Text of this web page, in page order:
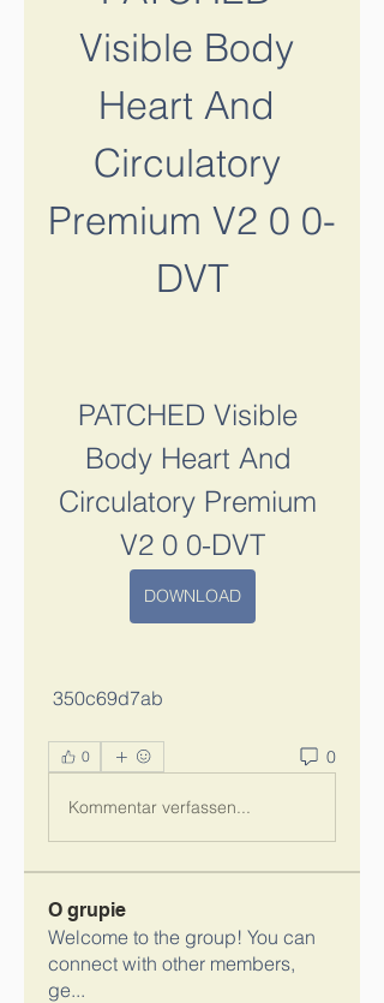
Visible Body
Heart And
Circulatory
Premium V2 0 0-
DVT
PATCHED Visible
Body Heart And
Circulatory Premium
V2 0 0-DVT
DOWNLOAD
350c69d7ab
0 0
Kommentar verfassen...
O grupie
Welcome to the group! You can
connect with other members,
ge...